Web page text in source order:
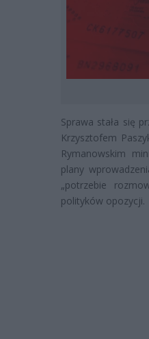
Sprawa stała się
Krzysztofem
Rymanowskim
plany
„potrzebie
polityków opozycji.